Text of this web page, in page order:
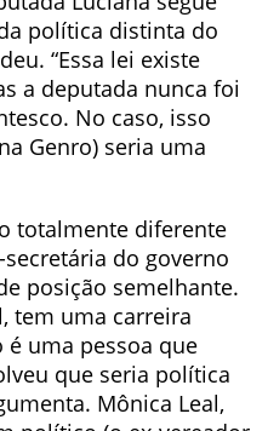
política distinta do
“Essa lei existe
a deputada nunca foi
No caso, isso
Genro) seria uma
totalmente diferente
do governo
posição semelhante.
tem uma carreira
uma pessoa que
que seria política
Mônica Leal,